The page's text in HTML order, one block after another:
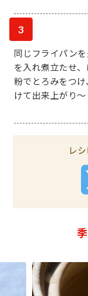
3
同じフライパン
を入れ煮立たせ
粉でとろみをつ
けて出来上がり～
レ